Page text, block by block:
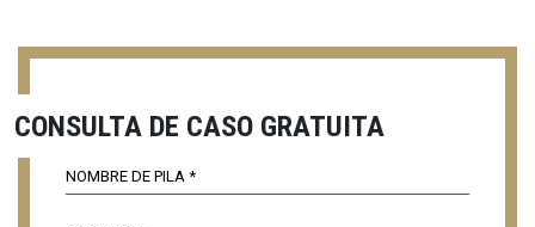
CONSULTA DE CASO GRATUITA